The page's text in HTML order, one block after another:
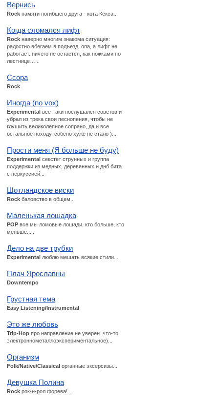
Вернись
Rock памяти погибшего друга - кота Кекса...
Когда сломался лифт
Rock наверно многим знакома ситуация:
радостно вбегаем в подъезд, опа, а лифт не
работает. ничего не остается, как ножками по
лестнице…...
Ссора
Rock
Иногда (no vox)
Experimental все-таки послушался советов и
убрал из трека свои песнопения, чтобы не
глушить великолепное сопрано, да и все
остальное походу. собсно хуже не стало )....
Прости меня (Я больше не буду)
Experimental секстет струнных и группа
поддержки из медных, деревянных и днб бита
с перкуссией...
Шотландское виски
Rock баловство в общем...
Маленькая лошадка
POP все мы ломовые лошади, кто больше, кто
меньше......
Дело на две трубки
Experimental люблю мешать всякие стили...
Плач Ярославны
Downtempo
Грустная тема
Easy Listening/Instrumental
Это же любовь
Trip-Hop про направление не уверен. что-то
электроннометаллоэкспериментальное)...
Организм
Folk/Native/Classical органные эксерсизы...
Девушка Полина
Rock рок-н-рол форева!...